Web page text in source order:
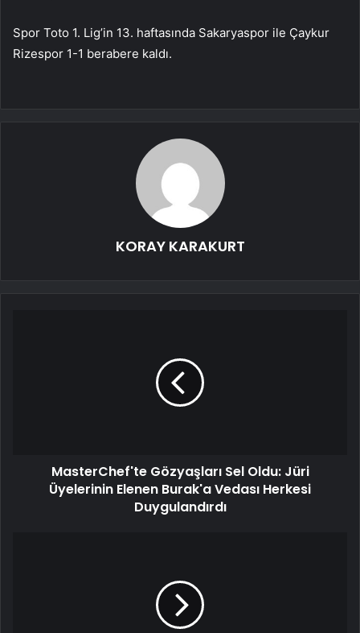
Spor Toto 1. Lig’in 13. haftasında Sakaryaspor ile Çaykur
Rizespor 1-1 berabere kaldı.
KORAY KARAKURT
MasterChef'te Gözyaşları Sel Oldu: Jüri
Üyelerinin Elenen Burak'a Vedası Herkesi
Duygulandırdı